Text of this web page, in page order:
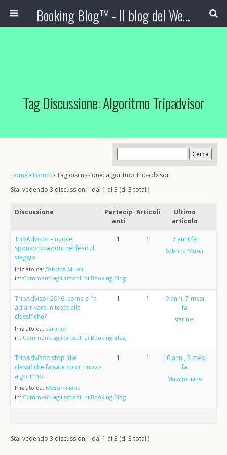
Booking Blog™ - Il blog del Web Marketing Turistico
Tag Discussione: Algoritmo Tripadvisor
Home › Forum › Tag discussione: algoritmo Tripadvisor
Stai vedendo 3 discussioni - dal 1 al 3 (di 3 totali)
Discussione
Partecip
anti
Articoli
Ultimo
articolo
TripAdvisor – nuove
sponsorizzazioni nel feed di
viaggio
Iniziato da: Sabrina Musci
in: Commenti agli articoli di Booking Blog
1 1 7 anni fa
Sabrina Musci
TripAdvisor 2016: come si fa
ad arrivare in testa alle
classifiche?
Iniziato da: sfarinel
in: Commenti agli articoli di Booking Blog
1 1
9 anni, 7 mesi
fa
sfarinel
TripAdvisor: stop alle
classifiche falsate con il nuovo
algoritmo
Iniziato da: Massimiliano
in: Commenti agli articoli di Booking Blog
1 1
10 anni, 3 mesi
fa
Massimiliano
Stai vedendo 3 discussioni - dal 1 al 3 (di 3 totali)